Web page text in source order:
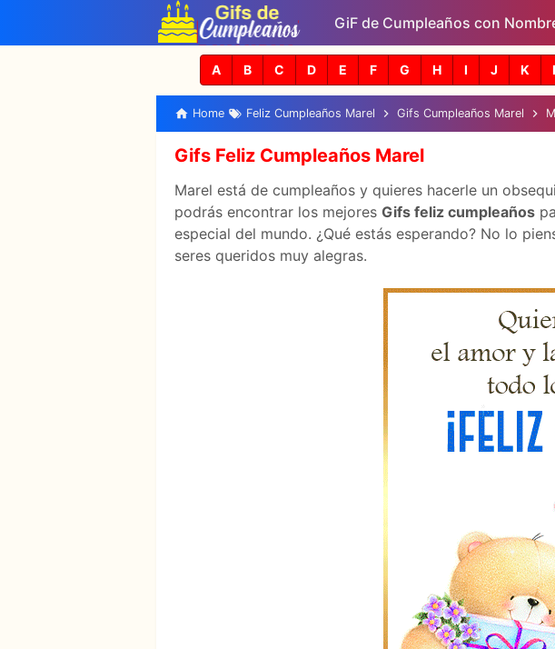
GiF de Cumpleaños con
A B C D E F G H I J K
Home Feliz Cumpleaños Marel Gifs Cumpleaños Marel
Gifs Feliz Cumpleaños Marel
Marel está de cumpleaños y quieres hacerle un
podrás encontrar los mejores Gifs feliz cumpleaños
especial del mundo. ¿Qué estás esperando? No lo
seres queridos muy alegras.